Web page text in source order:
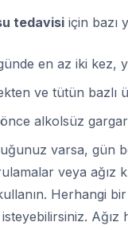
tedavisi için bazı
en az iki kez,
ve tütün bazlı
alkolsüz
varsa, gün
veya ağız
Herhangi
Ağız